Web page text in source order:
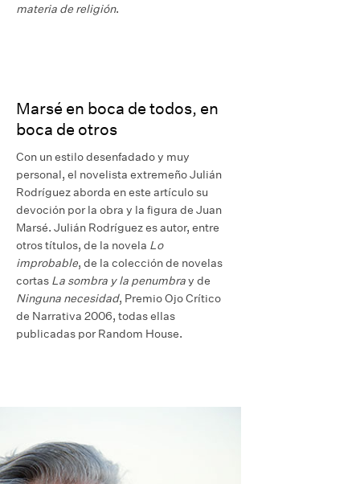
materia de religión.
Marsé en boca de todos, en
boca de otros
Con un estilo desenfadado y muy
personal, el novelista extremeño Julián
Rodríguez aborda en este artículo su
devoción por la obra y la figura de Juan
Marsé. Julián Rodríguez es autor, entre
otros títulos, de la novela Lo
improbable, de la colección de novelas
cortas La sombra y la penumbray de
Ninguna necesidad, Premio Ojo Crítico
de Narrativa 2006, todas ellas
publicadas por Random House.